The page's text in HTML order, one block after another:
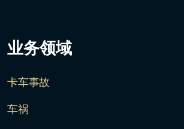
业务领域
卡车事故
车祸